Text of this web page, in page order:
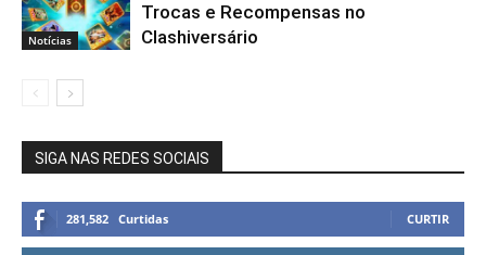
Notícias
Trocas e Recompensas no
Clashiversário
SIGA NAS REDES SOCIAIS
281,582 Curtidas CURTIR